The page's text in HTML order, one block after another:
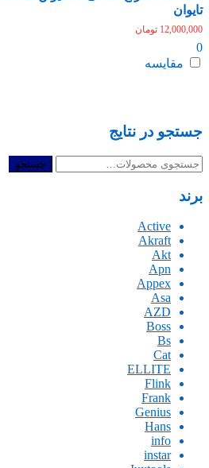
تایوان
12,000,000 تومان
0
مقایسه
جستجو در نتایج
جستجو
جستجو
برند
Active
Akraft
Akt
Apn
Appex
Asa
AZD
Boss
Bs
Cat
ELLITE
Flink
Frank
Genius
Hans
info
instar